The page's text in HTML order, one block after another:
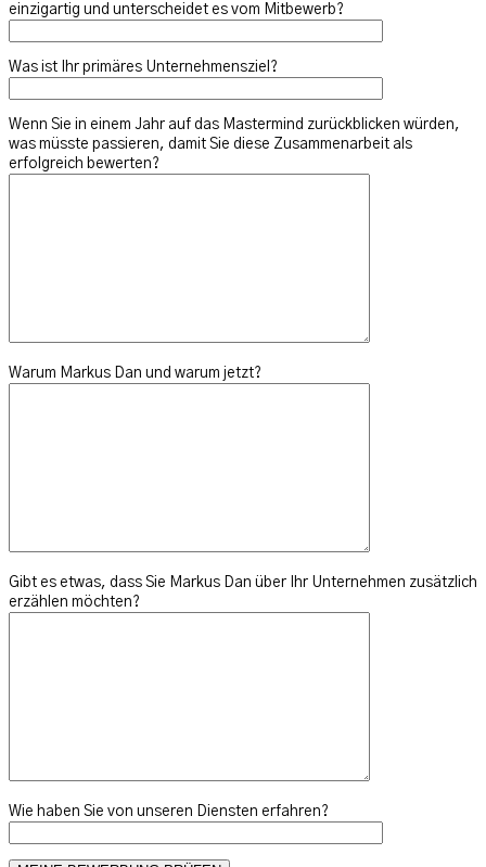
einzigartig und unterscheidet es vom Mitbewerb?
Was ist Ihr primäres Unternehmensziel?
Wenn Sie in einem Jahr auf das Mastermind zurückblicken würden,
was müsste passieren, damit Sie diese Zusammenarbeit als
erfolgreich bewerten?
Warum Markus Dan und warum jetzt?
Gibt es etwas, dass Sie Markus Dan über Ihr Unternehmen zusätzlich
erzählen möchten?
Wie haben Sie von unseren Diensten erfahren?